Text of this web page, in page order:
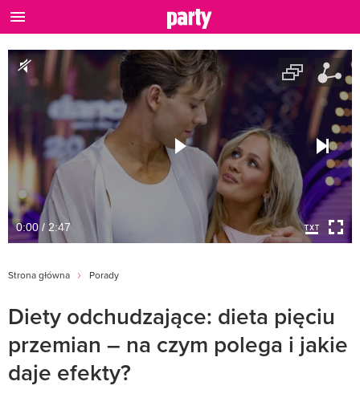
0:00 / 2:47
Strona główna Porady
Diety odchudzające: dieta pięciu
przemian – na czym polega i jakie
daje efekty?